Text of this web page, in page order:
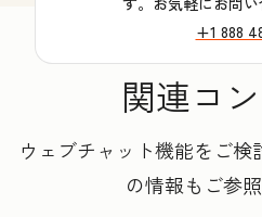
+1 888
関連コ
ウェブチャット機能をご
の情報もご参